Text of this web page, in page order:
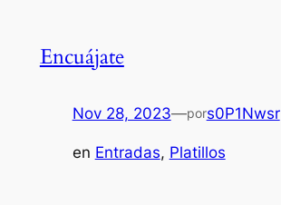
Encuájate
Nov 28, 2023—pors0P1Nwsr
en Entradas, Platillos